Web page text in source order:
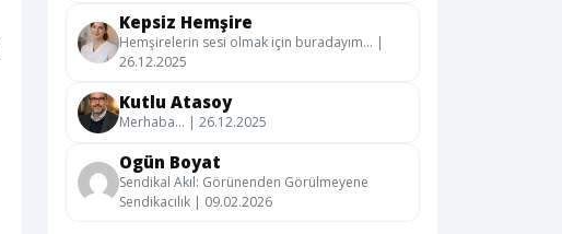
Kepsiz Hemşire
Hemşirelerin sesi olmak için buradayım… |
26.12.2025
Kutlu Atasoy
Merhaba… | 26.12.2025
Ogün Boyat
Sendikal Akıl: Görünenden Görülmeyene
Sendikacılık | 09.02.2026